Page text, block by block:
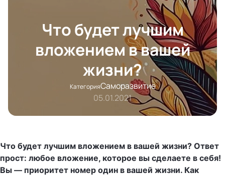
Что будет лучшим
вложением в вашей
жизни?
КатегорияСаморазвитие
05.01.2021
Что будет лучшим вложением в вашей жизни? Ответ
прост: любое вложение, которое вы сделаете в себя!
Вы — приоритет номер один в вашей жизни. Как